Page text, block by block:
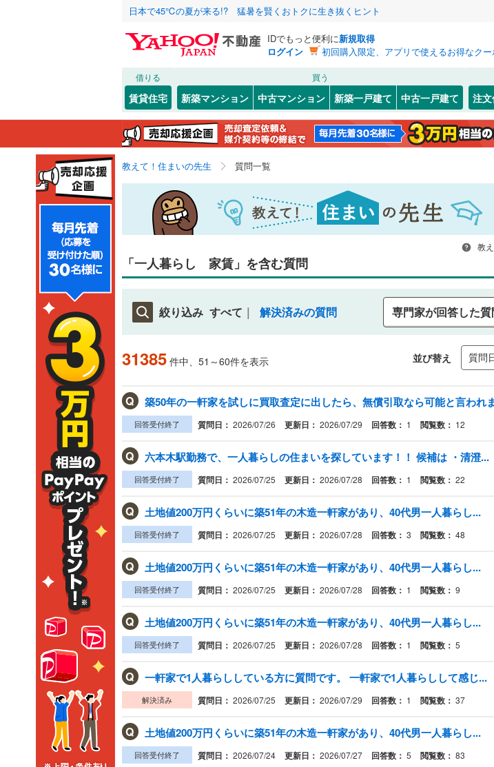
日本で45℃の夏が来る!? 猛暑を賢くおトクに生き抜くヒント
IDでもっと便利に新規取得
ログイン
初回購入限定、アプリで使えるお得なクー
借りる
賃貸住宅
買う
新築マンション 中古マンション 新築一戸建て 中古一戸建て 注
教えて！住まいの先生 質問一覧
教
「一人暮らし 家賃」を含む質問
絞り込み すべて 解決済みの質問 専門家が回答した
31385 件中、51～60件を表示 並び替え
Q 築50年の一軒家を試しに買取査定に出したら、無償引取なら可能と言われ
回答受付終了 質問日： 2026/07/26 更新日： 2026/07/29 回答数： 1 閲覧数： 12
Q 六本木駅勤務で、一人暮らしの住まいを探しています！！ 候補は ・清澄...
回答受付終了 質問日： 2026/07/25 更新日： 2026/07/28 回答数： 1 閲覧数： 22
Q 土地値200万円くらいに築51年の木造一軒家があり、40代男一人暮らし...
回答受付終了 質問日： 2026/07/25 更新日： 2026/07/28 回答数： 3 閲覧数： 48
Q 土地値200万円くらいに築51年の木造一軒家があり、40代男一人暮らし...
回答受付終了 質問日： 2026/07/25 更新日： 2026/07/28 回答数： 1 閲覧数： 9
Q 土地値200万円くらいに築51年の木造一軒家があり、40代男一人暮らし...
回答受付終了 質問日： 2026/07/25 更新日： 2026/07/28 回答数： 1 閲覧数： 5
Q 一軒家で1人暮らししている方に質問です。 一軒家で1人暮らしして感じ...
解決済み 質問日： 2026/07/25 更新日： 2026/07/29 回答数： 1 閲覧数： 37
Q 土地値200万円くらいに築51年の木造一軒家があり、40代男一人暮らし...
回答受付終了 質問日： 2026/07/24 更新日： 2026/07/27 回答数： 5 閲覧数： 83